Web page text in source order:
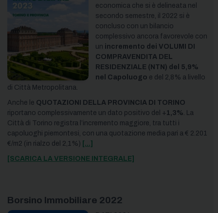
economica che si è delineata nel
secondo semestre, il 2022 si è
concluso con un bilancio
complessivo ancora favorevole con
un incremento dei VOLUMI DI
COMPRAVENDITA DEL
RESIDENZIALE (NTN) del 5,9%
nel Capoluogo e del 2,8% a livello
di Città Metropolitana.
Anche le QUOTAZIONI DELLA PROVINCIA DI TORINO
riportano complessivamente un dato positivo del +1,3%. La
Città di Torino registra l’incremento maggiore, tra tutti i
capoluoghi piemontesi, con una quotazione media pari a € 2.201
€/m2 (in rialzo del 2,1%) [...]
[SCARICA LA VERSIONE INTEGRALE]
Borsino Immobiliare 2022